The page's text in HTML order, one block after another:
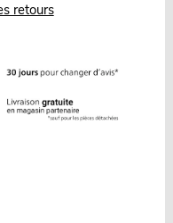
retours